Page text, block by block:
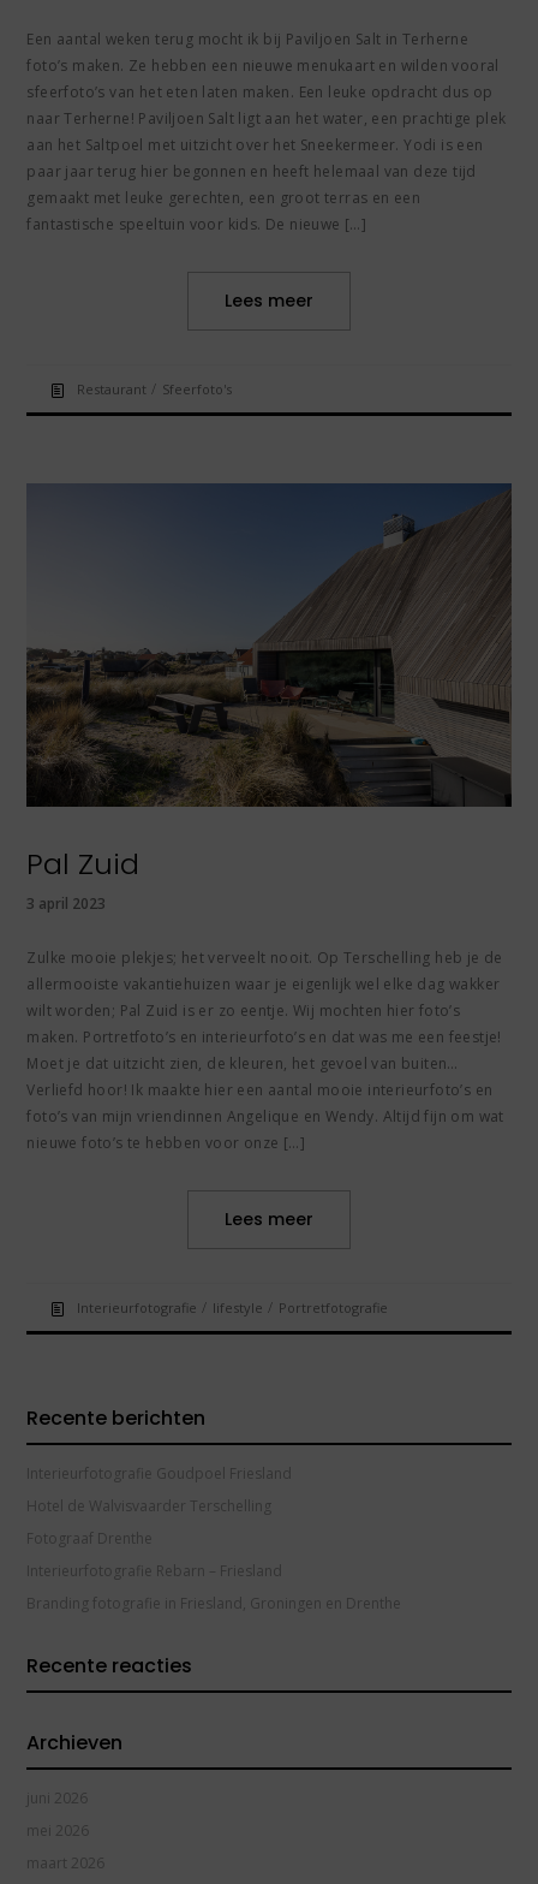
Een aantal weken terug mocht ik bij Paviljoen Salt in Terherne
foto’s maken. Ze hebben een nieuwe menukaart en wilden vooral
sfeerfoto’s van het eten laten maken. Een leuke opdracht dus op
naar Terherne! Paviljoen Salt ligt aan het water, een prachtige plek
aan het Saltpoel met uitzicht over het Sneekermeer. Yodi is een
paar jaar terug hier begonnen en heeft helemaal van deze tijd
gemaakt met leuke gerechten, een groot terras en een
fantastische speeltuin voor kids. De nieuwe […]
Lees meer
Restaurant / Sfeerfoto's
Pal Zuid
3 april 2023
Zulke mooie plekjes; het verveelt nooit. Op Terschelling heb je de
allermooiste vakantiehuizen waar je eigenlijk wel elke dag wakker
wilt worden; Pal Zuid is er zo eentje. Wij mochten hier foto’s
maken. Portretfoto’s en interieurfoto’s en dat was me een feestje!
Moet je dat uitzicht zien, de kleuren, het gevoel van buiten…
Verliefd hoor! Ik maakte hier een aantal mooie interieurfoto’s en
foto’s van mijn vriendinnen Angelique en Wendy. Altijd fijn om wat
nieuwe foto’s te hebben voor onze […]
Lees meer
Interieurfotografie / lifestyle / Portretfotografie
Recente berichten
Interieurfotografie Goudpoel Friesland
Hotel de Walvisvaarder Terschelling
Fotograaf Drenthe
Interieurfotografie Rebarn – Friesland
Branding fotografie in Friesland, Groningen en Drenthe
Recente reacties
Archieven
juni 2026
mei 2026
maart 2026